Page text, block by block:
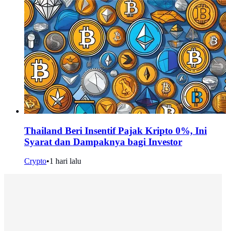
Thailand Beri Insentif Pajak Kripto 0%, Ini
Syarat dan Dampaknya bagi Investor
Crypto•1 hari lalu